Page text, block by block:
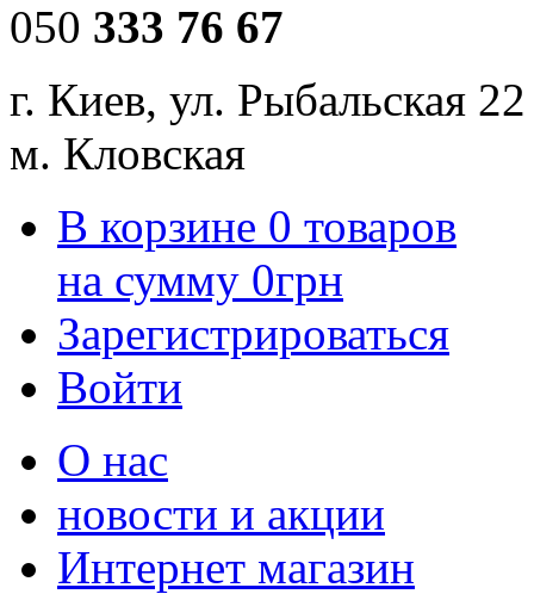
050 333 76 67
г. Киев, ул. Рыбальская 22
м. Кловская
В корзине 0 товаров
на сумму 0грн
Зарегистрироваться
Войти
О нас
новости и акции
Интернет магазин